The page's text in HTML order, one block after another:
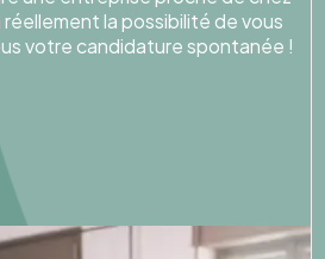
la possibilité de vous
votre candidature spontanée !